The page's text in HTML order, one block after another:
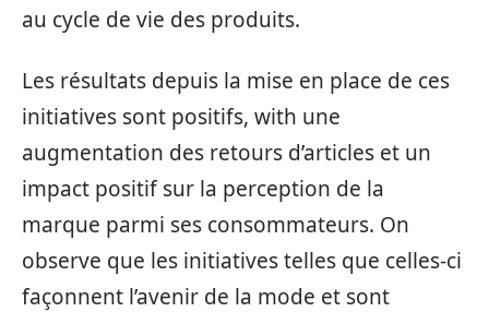
au cycle de vie des produits.
Les résultats depuis la mise en place de ces
initiatives sont positifs, with une
augmentation des retours d’articles et un
impact positif sur la perception de la
marque parmi ses consommateurs. On
observe que les initiatives telles que celles-ci
façonnent l’avenir de la mode et sont